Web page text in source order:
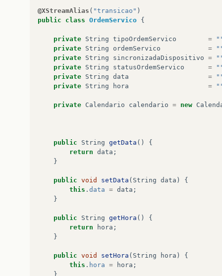
@XStreamAlias ( "transicao" )
public
class OrdemServico {
private String tipoOrdemServico =
private String ordemServico =
private String sincronizadaDispositivo =
private String statusOrdemServico =
private String data =
private String hora =
private Calendario calendario = new
public String getData ()
{
return data ;
}
public void setData ( String data )
{
this . data = data ;
}
public String getHora ()
{
return
hora ;
}
public void setHora ( String hora )
{
this . hora = hora ;
}